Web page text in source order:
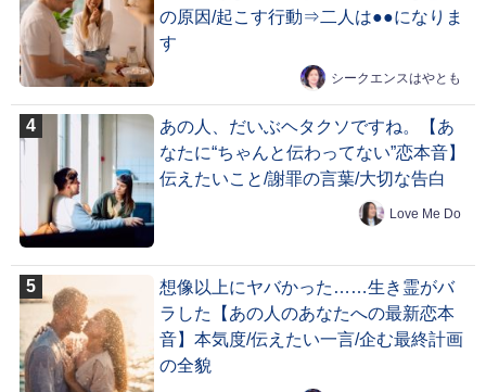
の原因/起こす行動⇒二人は●●になりま
す
シークエンスはやとも
あの人、だいぶヘタクソですね。【あ
なたに“ちゃんと伝わってない”恋本音】
伝えたいこと/謝罪の言葉/大切な告白
Love Me Do
想像以上にヤバかった……生き霊がバ
ラした【あの人のあなたへの最新恋本
音】本気度/伝えたい一言/企む最終計画
の全貌